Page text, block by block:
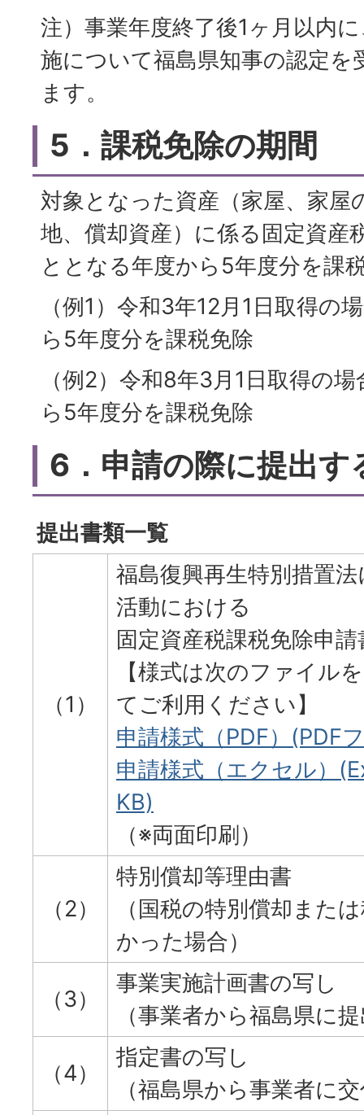
注）事業年度終了後1ヶ月以内
施について福島県知事の認定を
ます。
5．課税免除の期間
対象となった資産（家屋、家屋
地、償却資産）に係る固定資産
ととなる年度から5年度分を課
（例1）令和3年12月1日取得の
ら5年度分を課税免除
（例2）令和8年3月1日取得の
ら5年度分を課税免除
6．申請の際に提出す
提出書類一覧
（1）
福島復興再生特別措置
活動における
固定資産税課税免除申請
【様式は次のファイル
てご利用ください】
申請様式（PDF）(PDF
申請様式（エクセル）
KB)
（※両面印刷）
（2）
特別償却等理由書
（国税の特別償却また
かった場合）
（3）
事業実施計画書の写し
（事業者から福島県に
（4）
指定書の写し
（福島県から事業者に